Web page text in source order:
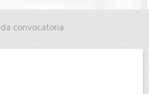
convocatoria